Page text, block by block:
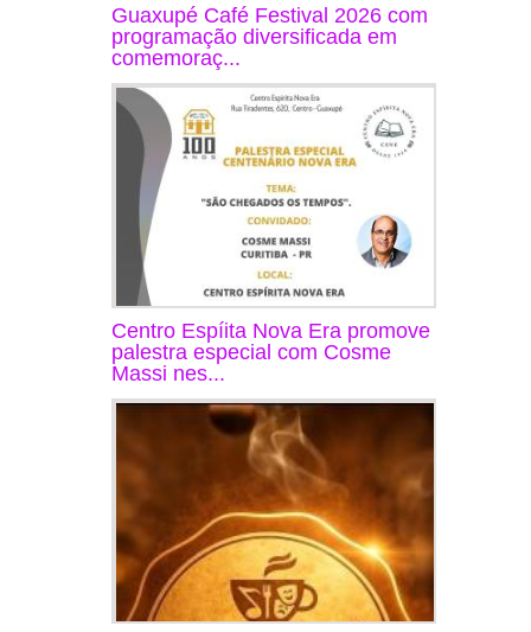
Guaxupé Café Festival 2026 com
programação diversificada em
comemoraç...
Centro Espíita Nova Era promove
palestra especial com Cosme
Massi nes...